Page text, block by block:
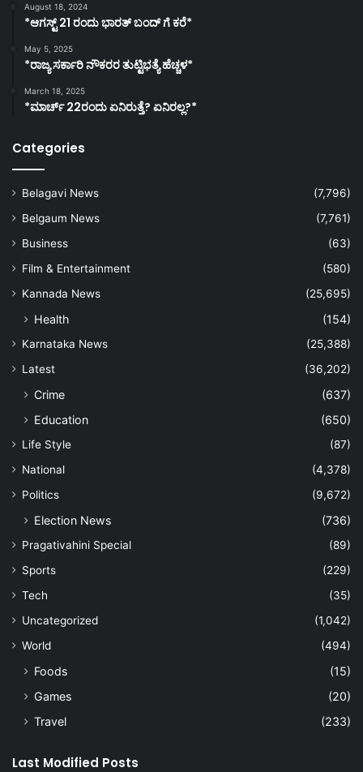
August 18, 2024
*ಆಗಸ್ಟ್ 21 ರಂದು ಭಾರತ್‌ ಬಂದ್‌ ಗೆ ಕರೆ*
May 5, 2025
*ರಾಜ್ಯ ಸರ್ಕಾರಿ ನೌಕರರ ತುಟ್ಟಿಭತ್ಯೆ ಹೆಚ್ಚಳ*
March 18, 2025
*ಮಾರ್ಚ್ 22ರಂದು ಏನಿರುತ್ತೆ? ಏನಿರಲ್ಲ?*
Categories
Belagavi News
(7,796)
Belgaum News
(7,761)
Business
(63)
Film & Entertainment
(580)
Kannada News
(25,695)
Health (154)
Karnataka News
(25,388)
Latest
(36,202)
Crime
(637)
Education
(650)
Life Style
(87)
National
(4,378)
Politics
(9,672)
Election News (736)
Pragativahini Special
(89)
Sports
(229)
Tech
(35)
Uncategorized
(1,042)
World
(494)
Foods
(15)
Games
(20)
Travel
(233)
Last Modified Posts